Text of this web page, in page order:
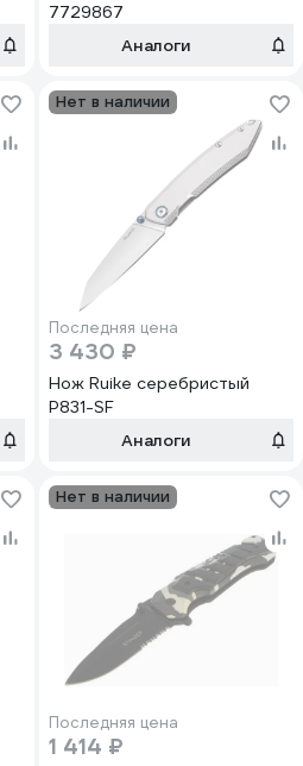
7729867
Аналоги
Нет в наличии
Последняя цена
3 430 ₽
Нож Ruike серебристый
P831-SF
Аналоги
Нет в наличии
Последняя цена
1 414 ₽